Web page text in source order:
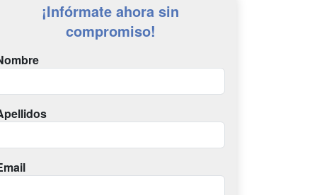
¡Infórmate ahora sin
compromiso!